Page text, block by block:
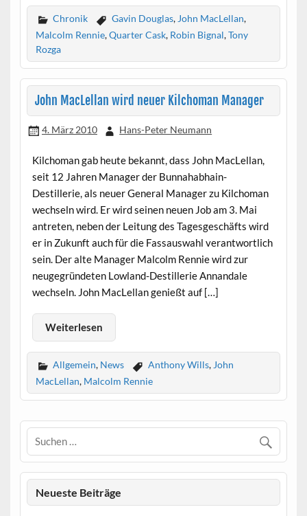
Chronik Gavin Douglas,John MacLellan,
Malcolm Rennie,Quarter Cask, Robin Bignal,Tony
Rozga
John MacLellan wird neuer Kilchoman Manager
4. März 2010 Hans-Peter Neumann
Kilchoman gab heute bekannt, dass John MacLellan,
seit 12 Jahren Manager der Bunnahabhain-
Destillerie, als neuer General Manager zu Kilchoman
wechseln wird. Er wird seinen neuen Job am 3. Mai
antreten, neben der Leitung des Tagesgeschäfts wird
er in Zukunft auch für die Fassauswahl verantwortlich
sein. Der alte Manager Malcolm Rennie wird zur
neugegründeten Lowland-Destillerie Annandale
wechseln. John MacLellan genießt auf […]
Weiterlesen
Allgemein, News Anthony Wills, John
MacLellan, Malcolm Rennie
Neueste Beiträge